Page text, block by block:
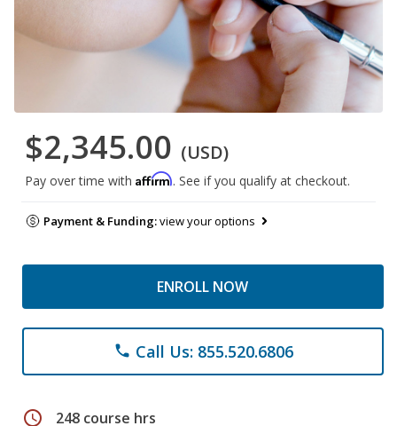
$2,345.00 (USD)
Pay over time with Affirm. See if you qualify at checkout.
Payment & Funding:view your options
ENROLL NOW
phone Call Us: 855.520.6806
schedule 248 course hrs